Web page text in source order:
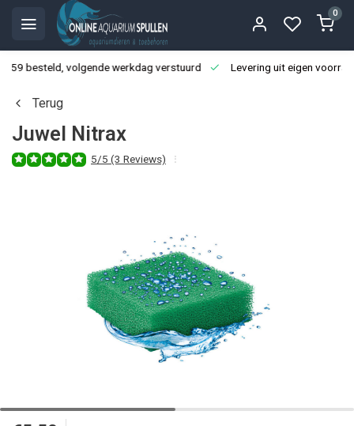
0
besteld, volgende werkdag verstuurd Levering uit eigen
Terug
Juwel Nitrax
5/5 (3 Reviews)